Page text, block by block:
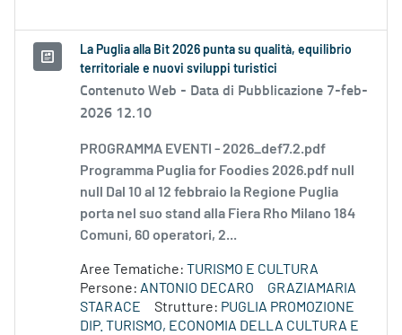
La Puglia alla Bit 2026 punta su qualità, equilibrio
territoriale e nuovi sviluppi turistici
Contenuto Web - Data di Pubblicazione 7-feb-
2026 12.10
PROGRAMMA EVENTI - 2026_def7.2.pdf
Programma Puglia for Foodies 2026.pdf null
null Dal 10 al 12 febbraio la Regione Puglia
porta nel suo stand alla Fiera Rho Milano 184
Comuni, 60 operatori, 2...
Aree Tematiche: TURISMO E CULTURA
Persone: ANTONIO DECARO
GRAZIAMARIA
STARACE
Strutture: PUGLIA PROMOZIONE
DIP. TURISMO, ECONOMIA DELLA CULTURA E